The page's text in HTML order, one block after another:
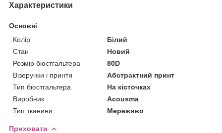
Характеристики
Основні
Колір
Білий
Стан
Новий
Розмір бюстгальтера
80D
Візерунки і принти
Абстрактний принт
Тип бюстгальтера
На кісточках
Виробник
Acousma
Тип тканини
Мереживо
Приховати